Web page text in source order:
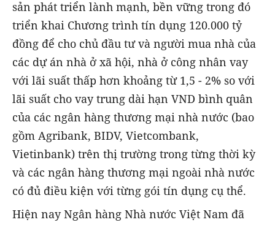
sản phát triển lành mạnh, bền vững trong đó
triển khai Chương trình tín dụng 120.000 tỷ
đồng để cho chủ đầu tư và người mua nhà của
các dự án nhà ở xã hội, nhà ở công nhân vay
với lãi suất thấp hơn khoảng từ 1,5 - 2% so với
lãi suất cho vay trung dài hạn VND bình quân
của các ngân hàng thương mại nhà nước (bao
gồm Agribank, BIDV, Vietcombank,
Vietinbank) trên thị trường trong từng thời kỳ
và các ngân hàng thương mại ngoài nhà nước
có đủ điều kiện với từng gói tín dụng cụ thể.
Hiện nay Ngân hàng Nhà nước Việt Nam đã